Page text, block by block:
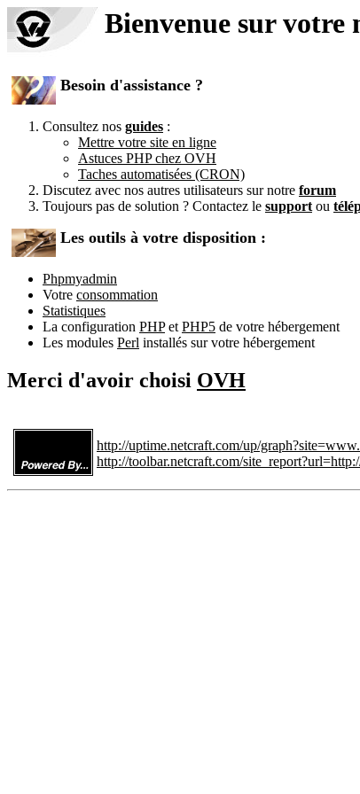
Bienvenue sur votre
Besoin d'assistance ?
Consultez nos guides :
Mettre votre site en ligne
Astuces PHP chez OVH
Taches automatisées (CRON)
Discutez avec nos autres utilisateurs sur notre forum
Toujours pas de solution ? Contactez le support ou
Les outils à votre disposition :
Phpmyadmin
Votre consommation
Statistiques
La configuration PHPet PHP5 de votre hébergement
Les modules Perl installés sur votre hébergement
Merci d'avoir choisi OVH
http://uptime.netcraft.com/up/
http://toolbar.netcraft.com/